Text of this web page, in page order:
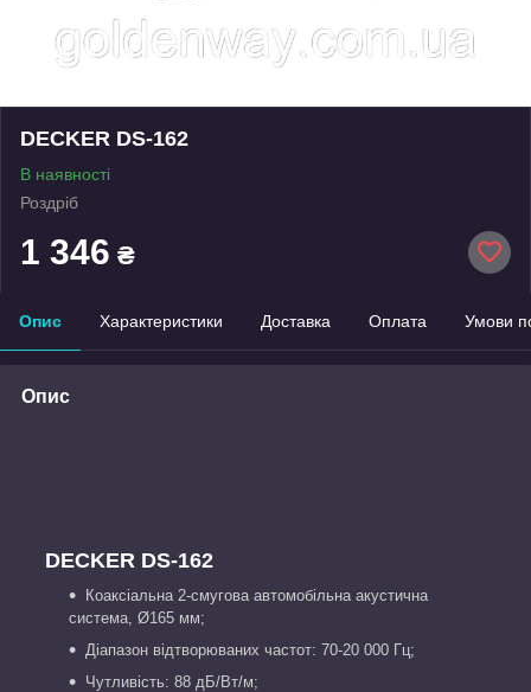
DECKER DS-162
В наявності
Роздріб
1 346 ₴
Опис Характеристики Доставка Оплата Умови
Опис
DECKER DS-162
Коаксіальна 2-смугова автомобільна акустична
система, Ø165 мм;
Діапазон відтворюваних частот: 70-20 000 Гц;
Чутливість: 88 дБ/Вт/м;